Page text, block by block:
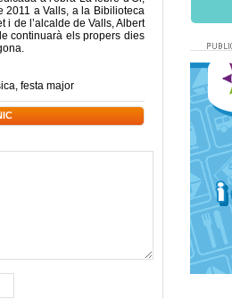
2011 a Valls, a la Bibilioteca
i de l’alcalde de Valls, Albert
continuarà els propers dies
, festa major